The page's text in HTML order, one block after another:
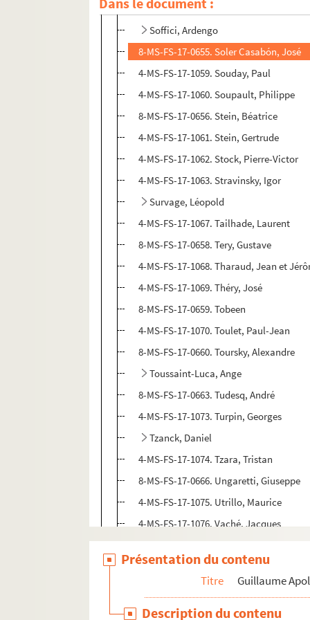
4-MS-FS-17-1055. Simon, Justin-Frantz
Soffici, Ardengo
8-MS-FS-17-0655. Soler Casabón, José
4-MS-FS-17-1059. Souday, Paul
4-MS-FS-17-1060. Soupault, Philippe
8-MS-FS-17-0656. Stein, Béatrice
4-MS-FS-17-1061. Stein, Gertrude
4-MS-FS-17-1062. Stock, Pierre-Victor
4-MS-FS-17-1063. Stravinsky, Igor
Survage, Léopold
4-MS-FS-17-1067. Tailhade, Laurent
8-MS-FS-17-0658. Tery, Gustave
4-MS-FS-17-1068. Tharaud, Jean et
4-MS-FS-17-1069. Théry, José
8-MS-FS-17-0659. Tobeen
4-MS-FS-17-1070. Toulet, Paul-Jean
8-MS-FS-17-0660. Toursky, Alexandre
Toussaint-Luca, Ange
8-MS-FS-17-0663. Tudesq, André
4-MS-FS-17-1073. Turpin, Georges
Tzanck, Daniel
4-MS-FS-17-1074. Tzara, Tristan
8-MS-FS-17-0666. Ungaretti, Giuseppe
4-MS-FS-17-1075. Utrillo, Maurice
4-MS-FS-17-1076. Vaché, Jacques
Vallette, Alfred
4-MS-FS-17-1079. Valloton, Félix
8-MS-FS-17-0668. Valmier, Georges
8-MS-FS-17-0669. Valmont, Paula
Présentation du contenu
Titre Guillaume
Description du contenu